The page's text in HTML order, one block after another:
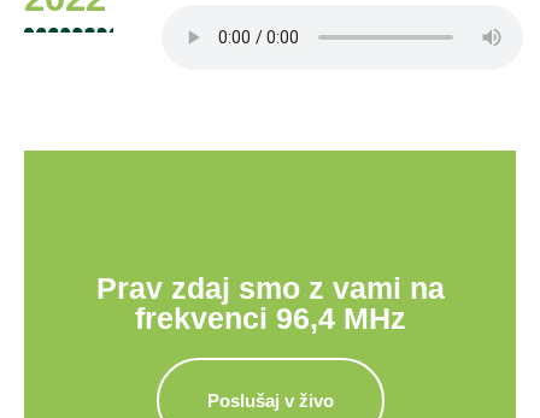
Prav zdaj smo z vami na
frekvenci 96,4 MHz
Poslušaj v živo